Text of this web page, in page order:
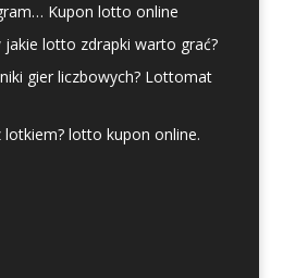
Kupon lotto online
lotto zdrapki warto grać?
gier liczbowych? Lottomat
lotkiem? lotto kupon online.